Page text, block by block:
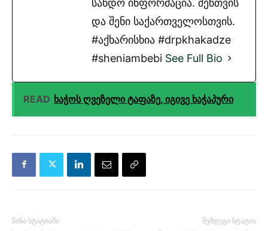
სანდო ინფორმაცია. შენთვის
და შენი საქართველოსთვის.
#აქხარისხია #drpkhakadze
#sheniambebi See Full Bio
READ ხაჭოს ღვეზელი ტაფაზე, იგივე ხაჭაპური
წინა სტატიაში შემდეგი სტატია